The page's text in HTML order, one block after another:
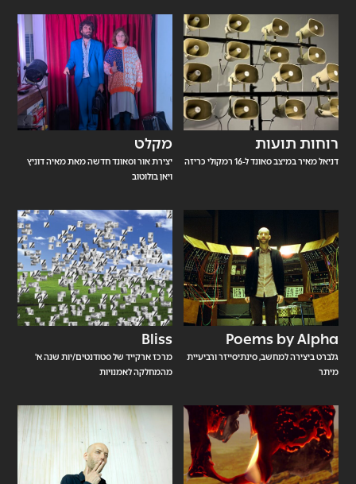
רוחות תועות
דניאל מאיר במיצב סאונד ל-16 רמקולי כריזה
מקלט
יצירת אור וסאונד חדשה מאת מאיה דוניץ
ויאן בולוטוב
Poems by Alpha
גלברט ביצירה למחשב, סינתיסייזר ורביעיית
מיתר
Bliss
מרכז ארקייד של סטודנטים/יות שנה א'
מהמחלקה לאמנויות